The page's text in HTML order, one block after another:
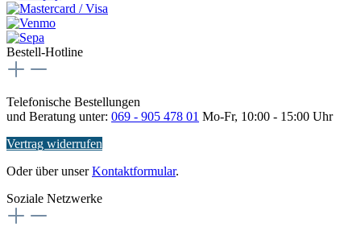
Bestell-Hotline
Telefonische Bestellungen
und Beratung unter: 069 - 905 478 01 Mo-Fr, 10:00 - 15:00 Uhr
Vertrag widerrufen
Oder über unserKontaktformular.
Soziale Netzwerke